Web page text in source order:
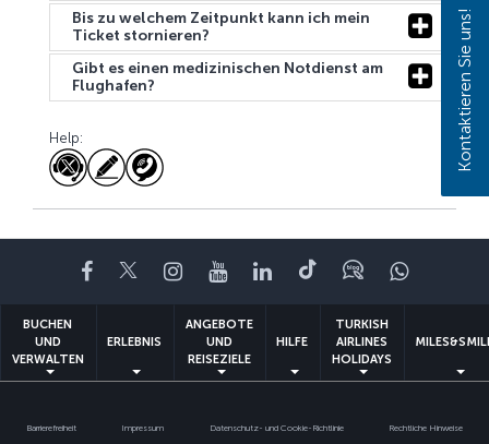
Bis zu welchem Zeitpunkt kann ich mein
Ticket stornieren?
Gibt es einen medizinischen Notdienst am
Flughafen?
Help:
Facebook
TwitterInstagram
YouTubeLinkedIn
TikTokBlog
BUCHEN
UND
VERWALTEN
ERLEBNIS
ANGEBOTE
UND
REISEZIELE
HILFE
TURKISH
AIRLINES
HOLIDAYS
Barrierefreiheit Impressum Datenschutz- und Cookie-Richtlinie Rechtliche Hinweise
Kontaktieren Sie uns!